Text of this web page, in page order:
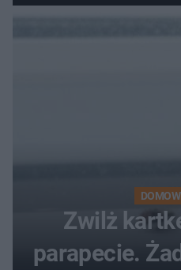
problemie.
Zwilż
parapecie.